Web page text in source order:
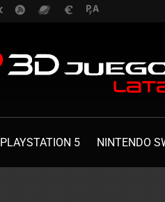
PLAYSTATION 5 NINTENDO